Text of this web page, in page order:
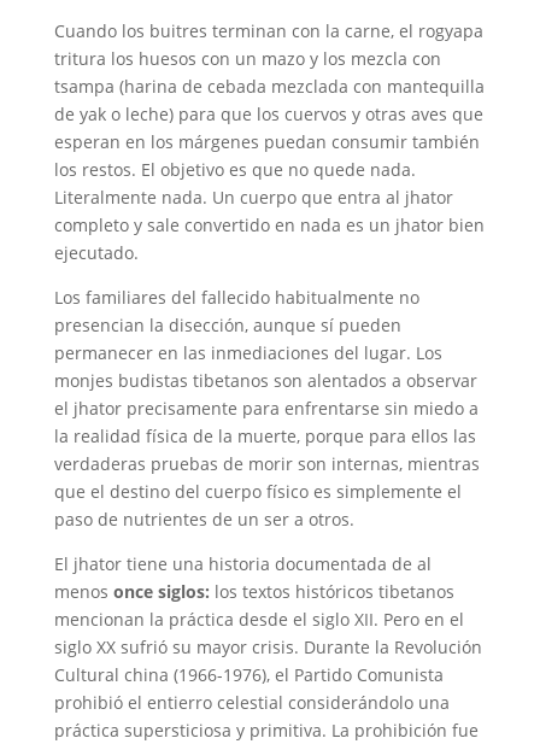
Cuando los buitres terminan con la carne, el rogyapa
tritura los huesos con un mazo y los mezcla con
tsampa (harina de cebada mezclada con mantequilla
de yak o leche) para que los cuervos y otras aves que
esperan en los márgenes puedan consumir también
los restos. El objetivo es que no quede nada.
Literalmente nada. Un cuerpo que entra al jhator
completo y sale convertido en nada es un jhator bien
ejecutado.
Los familiares del fallecido habitualmente no
presencian la disección, aunque sí pueden
permanecer en las inmediaciones del lugar. Los
monjes budistas tibetanos son alentados a observar
el jhator precisamente para enfrentarse sin miedo a
la realidad física de la muerte, porque para ellos las
verdaderas pruebas de morir son internas, mientras
que el destino del cuerpo físico es simplemente el
paso de nutrientes de un ser a otros.
El jhator tiene una historia documentada de al
menos once siglos: los textos históricos tibetanos
mencionan la práctica desde el siglo XII. Pero en el
siglo XX sufrió su mayor crisis. Durante la Revolución
Cultural china (1966-1976), el Partido Comunista
prohibió el entierro celestial considerándolo una
práctica supersticiosa y primitiva. La prohibición fue